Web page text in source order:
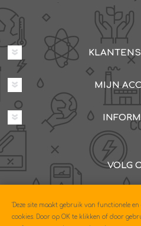
MIJN
VOLG
085-
'Deze site maakt gebruik van functionele
cookies. Door op OK te klikken of door